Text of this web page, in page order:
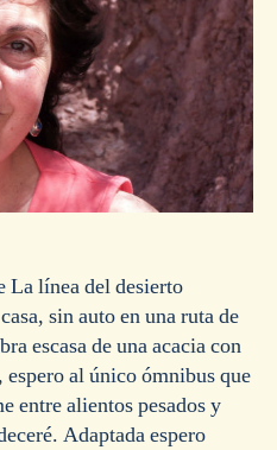
La línea del desierto
sin auto en una ruta de
escasa de una acacia con
espero al único ómnibus que
entre alientos pesados y
Adaptada espero